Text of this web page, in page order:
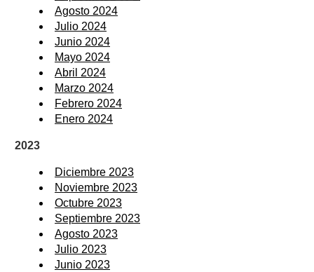
Agosto 2024
Julio 2024
Junio 2024
Mayo 2024
Abril 2024
Marzo 2024
Febrero 2024
Enero 2024
2023
Diciembre 2023
Noviembre 2023
Octubre 2023
Septiembre 2023
Agosto 2023
Julio 2023
Junio 2023